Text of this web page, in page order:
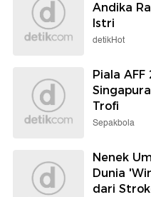
Andika
Istri
detikHot
Piala
Trofi
Sepakbola
Nenek
Dunia
dari